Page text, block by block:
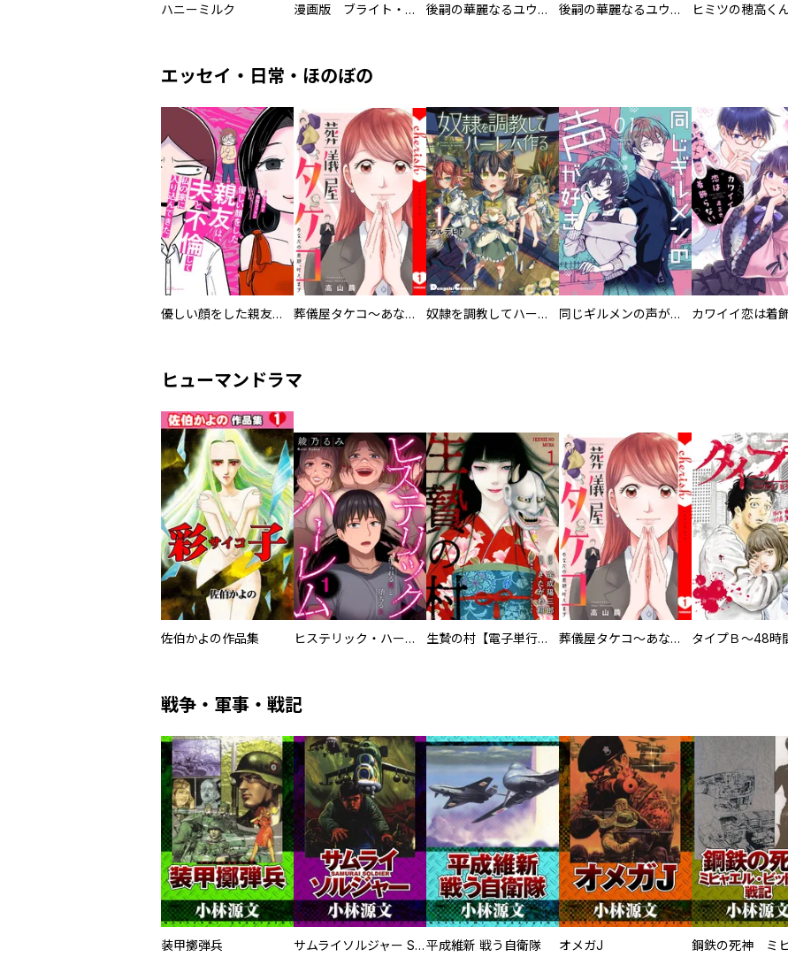
ハニーミルク 漫画版 ブライト・プリズン 分冊版 後嗣の華麗なるユウウツ 分冊版 後嗣の華麗なるユウウツ
エッセイ・日常・ほのぼの
優しい顔をした親友は、夫と不倫して私の家に入り込んできた。 葬儀屋タケコ～あなたの最期、叶えます【電子単行本版】 奴隷を調教してハーレム作る 同じギルメンの声が好き
ヒューマンドラマ
佐伯かよの作品集 ヒステリック・ハーレム～搾られる男と堕ちる女～【電子単行本版】 生贄の村【電子単行本版】 葬儀屋タケコ～あなたの最期、叶えます【電子単行本版】
戦争・軍事・戦記
装甲擲弾兵 サムライソルジャー SAMURAI SOLDIER平成維新 戦う自衛隊 オメガJ